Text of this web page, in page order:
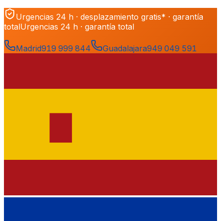
Urgencias 24 h · desplazamiento gratis* · garantía
totalUrgencias 24 h · garantía total
Madrid919 999 844 Guadalajara949 049 591